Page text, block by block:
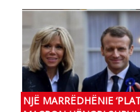
NJË MARRËDHËNIE